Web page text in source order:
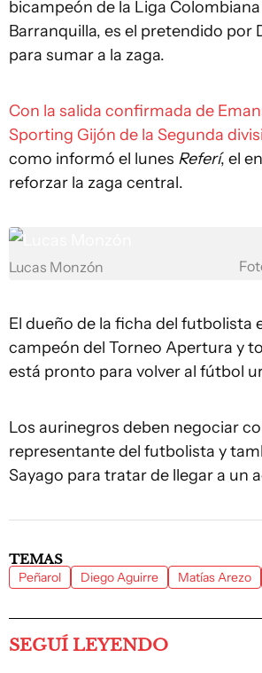
bicampeón de la Liga
Barranquilla, es el pretendido por
para sumar a la zaga.
Con la salida confirmada de
Sporting Gijón de la Segunda
como informó el lunes Referí, el
reforzar la zaga central.
Lucas Monzón
El dueño de la ficha del futbolista
campeón del Torneo Apertura y
está pronto para volver al fútbol
Los aurinegros deben negociar
representante del futbolista y
Sayago para tratar de llegar a un
TEMAS
Peñarol Diego Aguirre Matías Arezo
SEGUÍ LEYENDO